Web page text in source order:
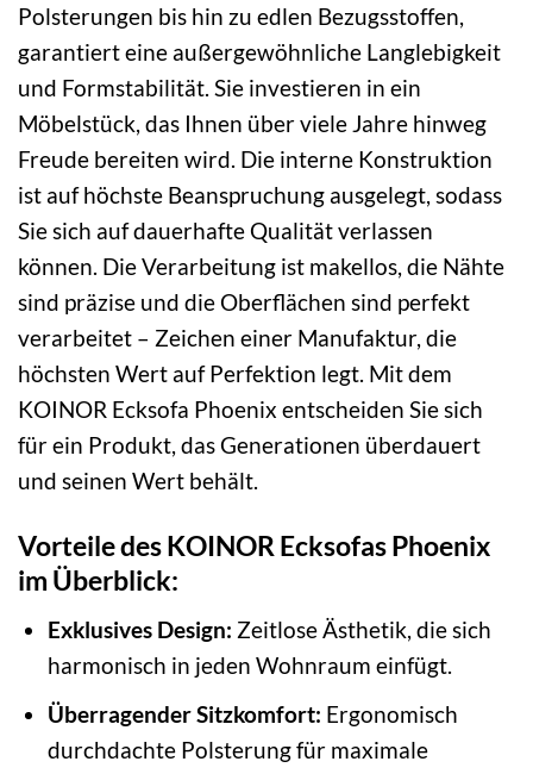
Polsterungen bis hin zu edlen Bezugsstoffen,
garantiert eine außergewöhnliche Langlebigkeit
und Formstabilität. Sie investieren in ein
Möbelstück, das Ihnen über viele Jahre hinweg
Freude bereiten wird. Die interne Konstruktion
ist auf höchste Beanspruchung ausgelegt, sodass
Sie sich auf dauerhafte Qualität verlassen
können. Die Verarbeitung ist makellos, die Nähte
sind präzise und die Oberflächen sind perfekt
verarbeitet – Zeichen einer Manufaktur, die
höchsten Wert auf Perfektion legt. Mit dem
KOINOR Ecksofa Phoenix entscheiden Sie sich
für ein Produkt, das Generationen überdauert
und seinen Wert behält.
Vorteile des KOINOR Ecksofas Phoenix
im Überblick:
Exklusives Design: Zeitlose Ästhetik, die sich
harmonisch in jeden Wohnraum einfügt.
Überragender Sitzkomfort: Ergonomisch
durchdachte Polsterung für maximale